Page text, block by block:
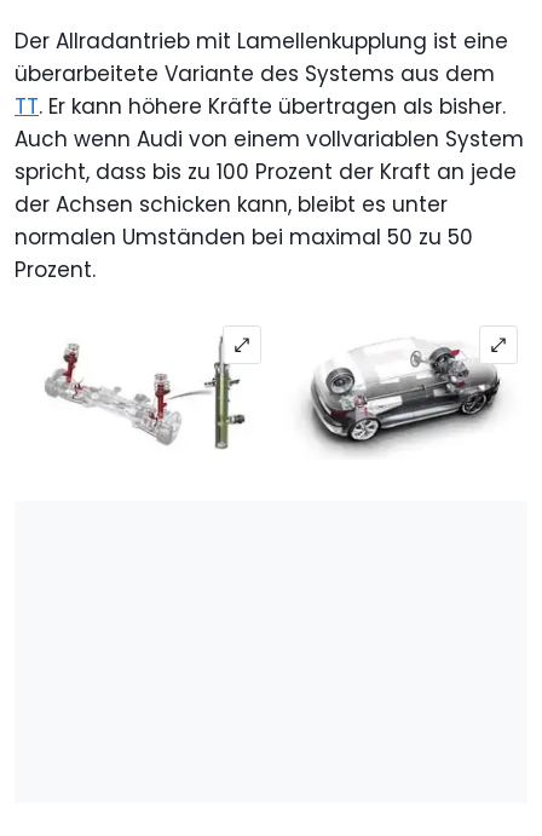
Der Allradantrieb mit Lamellenkupplung ist eine
überarbeitete Variante des Systems aus dem
TT. Er kann höhere Kräfte übertragen als bisher.
Auch wenn Audi von einem vollvariablen System
spricht, dass bis zu 100 Prozent der Kraft an jede
der Achsen schicken kann, bleibt es unter
normalen Umständen bei maximal 50 zu 50
Prozent.